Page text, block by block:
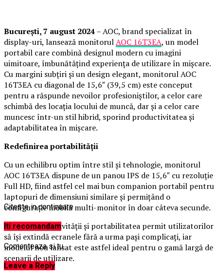
București, 7 august 2024– AOC, brand specializat în
display-uri, lansează monitorulAOC 16T3EA, un model
portabil care combină designul modern cu imagini
uimitoare, îmbunătățind experiența de utilizare în mișcare.
Cu margini subțiri și un design elegant, monitorul AOC
16T3EA cu diagonal de 15,6″ (39,5 cm) este conceput
pentru a răspunde nevoilor profesioniștilor, a celor care
schimbă des locația locului de muncă, dar și a celor care
muncesc într-un stil hibrid, sporind productivitatea și
adaptabilitatea în mișcare.
Redefinirea portabilității
Cu un echilibru optim între stil și tehnologie, monitorul
AOC 16T3EA dispune de un panou IPS de 15,6″ cu rezoluție
Full HD, fiind astfel cel mai bun companion portabil pentru
laptopuri de dimensiuni similare și permițând o
configurație mobilă multi-monitor în doar câteva secunde.
Ușurința conectivității și portabilitatea permit utilizatorilor
să își extindă ecranele fără a urma pași complicați, iar
modelul nou lansat este astfel ideal pentru o gamă largă de
scenarii de utilizare.
Citeste in continuare
Iti recomandam
Comenteaza si tu
Leave a Reply